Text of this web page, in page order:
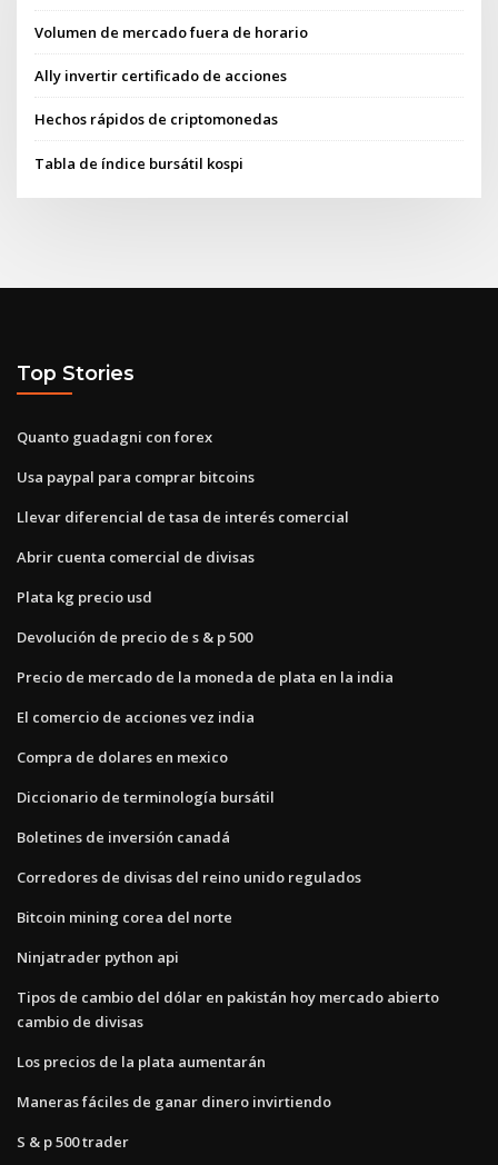
Volumen de mercado fuera de horario
Ally invertir certificado de acciones
Hechos rápidos de criptomonedas
Tabla de índice bursátil kospi
Top Stories
Quanto guadagni con forex
Usa paypal para comprar bitcoins
Llevar diferencial de tasa de interés comercial
Abrir cuenta comercial de divisas
Plata kg precio usd
Devolución de precio de s & p 500
Precio de mercado de la moneda de plata en la india
El comercio de acciones vez india
Compra de dolares en mexico
Diccionario de terminología bursátil
Boletines de inversión canadá
Corredores de divisas del reino unido regulados
Bitcoin mining corea del norte
Ninjatrader python api
Tipos de cambio del dólar en pakistán hoy mercado abierto
cambio de divisas
Los precios de la plata aumentarán
Maneras fáciles de ganar dinero invirtiendo
S & p 500 trader